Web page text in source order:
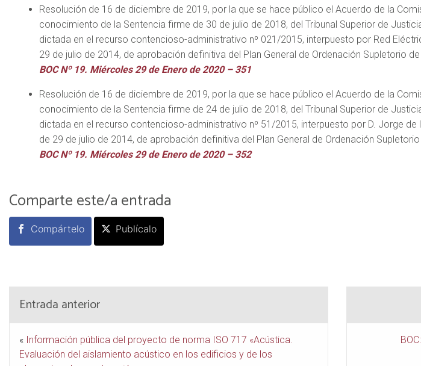
Resolución de 16 de diciembre de 2019, por la que se hace público el Acuerdo de la
conocimiento de la Sentencia firme de 30 de julio de 2018, del Tribunal Superior de
dictada en el recurso contencioso-administrativo nº 021/2015, interpuesto por Red
29 de julio de 2014, de aprobación definitiva del Plan General de Ordenación Supletorio
BOC Nº 19. Miércoles 29 de Enero de 2020 – 351
Resolución de 16 de diciembre de 2019, por la que se hace público el Acuerdo de la
conocimiento de la Sentencia firme de 24 de julio de 2018, del Tribunal Superior de
dictada en el recurso contencioso-administrativo nº 51/2015, interpuesto por D. Jorge de
de 29 de julio de 2014, de aprobación definitiva del Plan General de Ordenación
BOC Nº 19. Miércoles 29 de Enero de 2020 – 352
Comparte este/a entrada
Compártelo Publícalo
Entrada anterior
« Información pública del proyecto de norma ISO 717 «Acústica.
Evaluación del aislamiento acústico en los edificios y de los